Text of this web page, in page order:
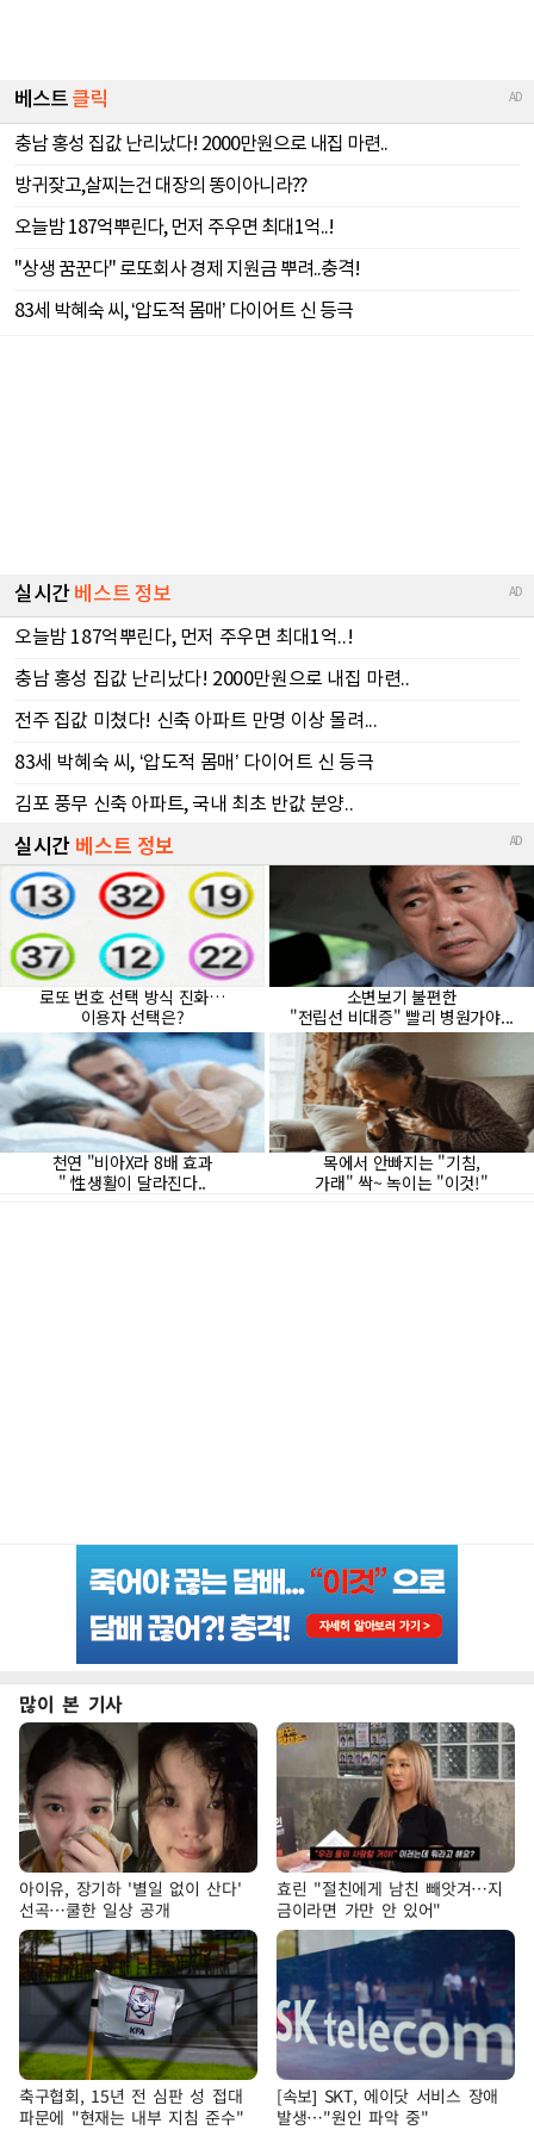
많이 본 기사
아이유, 장기하 '별일 없이 산다'
선곡…쿨한 일상 공개
효린 "절친에게 남친 빼앗겨…지
금이라면 가만 안 있어"
축구협회, 15년 전 심판 성 접대
파문에 "현재는 내부 지침 준수"
[속보] SKT, 에이닷 서비스 장애
발생…"원인 파악 중"